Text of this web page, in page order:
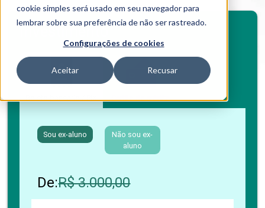
cookie simples será usado em seu navegador para
lembrar sobre sua preferência de não ser rastreado.
Configurações de cookies
Aceitar Recusar
Investimento
Boleto bancário / PIX Cartão de crédito
Sou ex-aluno
Não sou ex-
aluno
De:R$ 3.000,00
BENEFÍCIOS
Benefícios pós-graduação